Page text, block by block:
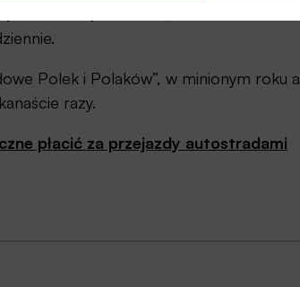
Wolności, w zależności od
Polek i Polaków”, w minionym roku
razy.
płacić za przejazdy autostradami